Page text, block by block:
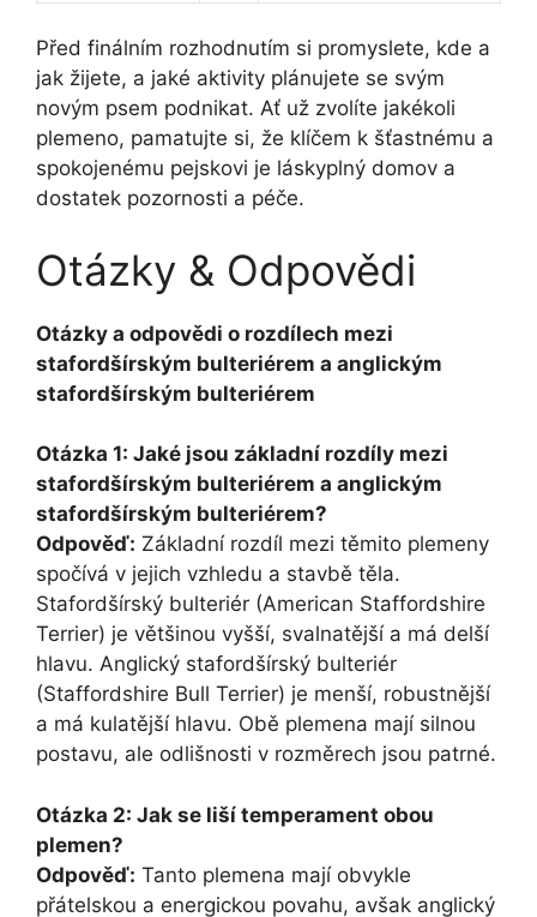
Před finálním rozhodnutím si promyslete, kde a
jak žijete, a jaké aktivity plánujete se svým
novým psem podnikat. Ať už zvolíte jakékoli
plemeno, pamatujte si, že klíčem k šťastnému a
spokojenému pejskovi je láskyplný domov a
dostatek pozornosti a péče.
Otázky & Odpovědi
Otázky a odpovědi o rozdílech mezi
stafordšírským bulteriérem a anglickým
stafordšírským bulteriérem
Otázka 1: Jaké jsou základní rozdíly mezi
stafordšírským bulteriérem a anglickým
stafordšírským bulteriérem?
Odpověď: Základní rozdíl mezi těmito plemeny
spočívá v jejich vzhledu a stavbě těla.
Stafordšírský bulteriér (American Staffordshire
Terrier) je většinou vyšší, svalnatější a má delší
hlavu. Anglický stafordšírský bulteriér
(Staffordshire Bull Terrier) je menší, robustnější
a má kulatější hlavu. Obě plemena mají silnou
postavu, ale odlišnosti v rozměrech jsou patrné.
Otázka 2: Jak se liší temperament obou
plemen?
Odpověď: Tanto plemena mají obvykle
přátelskou a energickou povahu, avšak anglický